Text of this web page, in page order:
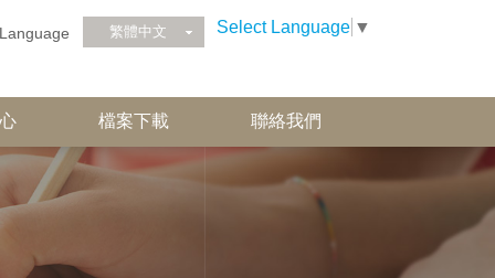
Language 繁體中文 Select Language ▼
檔案下載 聯絡我們